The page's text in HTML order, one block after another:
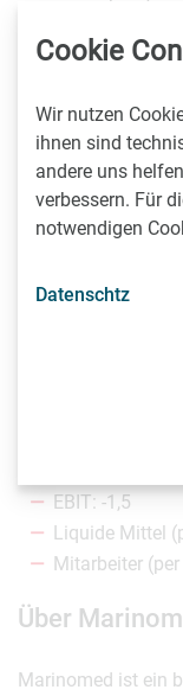
EUR)
2017:
EBIT: -1,6
Mitarbeiter
EBIT: -1,5
Liquide Mittel
Mitarbeiter
Über
Marinomed ist ein
Cookie
Wir nutzen
ihnen sind
andere uns
verbessern. Für
notwendigen
Datenschtz